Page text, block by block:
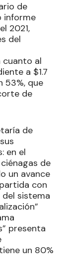
de
informe
2021,
del
cuanto al
a $1.7
53%, que
de
de
en el
de
un avance
con
sistema
presenta
un 80%